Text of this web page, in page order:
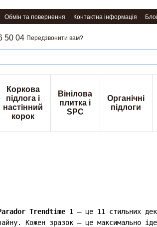
Обмін та повернення Контактна інформація
50 04 Передзвонити вам?
Коркова
підлога і
настінний
корок
Вінілова
плитка і
SPC
Органічні
підлоги
Trendtime 1
– це 11 стильних
Кожен зразок – це максимально